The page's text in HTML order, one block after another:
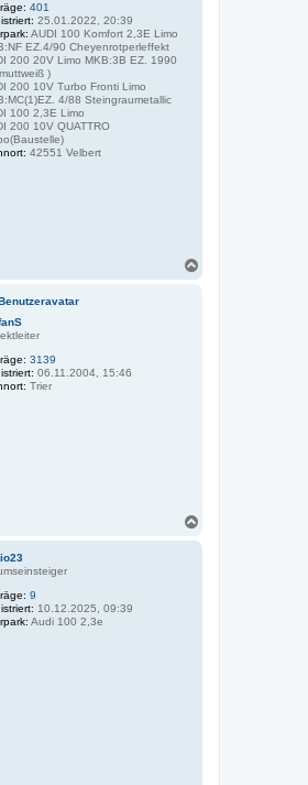
401
25.01.2022, 20:39
AUDI 100 Komfort 2,3E Limo
EZ.4/90 Cheyenrotperleffekt
200 20V Limo MKB:3B EZ. 1990
)
200 10V Turbo Fronti Limo
4/88 Steingraumetallic
100 2,3E Limo
200 10V QUATTRO
42551 Velbert
3139
06.11.2004, 15:46
Trier
9
10.12.2025, 09:39
Audi 100 2,3e